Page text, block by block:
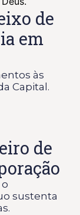
de
em
às
Capital.
de
sustenta